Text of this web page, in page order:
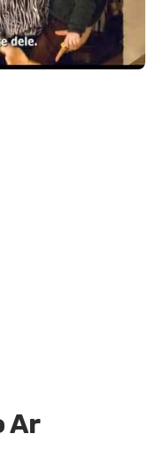
Ar